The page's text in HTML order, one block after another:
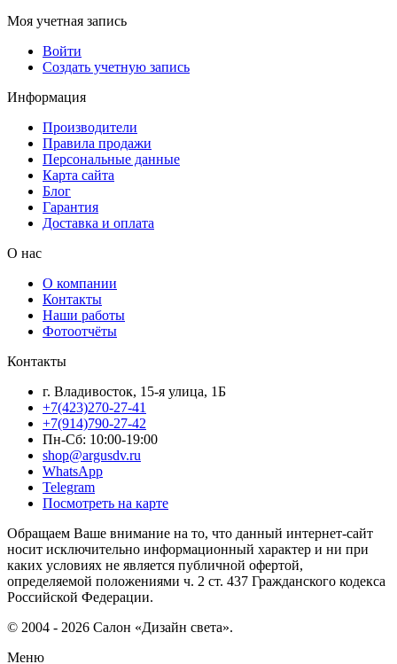
Моя учетная запись
Войти
Создать учетную запись
Информация
Производители
Правила продажи
Персональные данные
Карта сайта
Блог
Гарантия
Доставка и оплата
О нас
О компании
Контакты
Наши работы
Фотоотчёты
Контакты
г. Владивосток, 15-я улица, 1Б
+7(423)270-27-41
+7(914)790-27-42
Пн-Сб: 10:00-19:00
shop@argusdv.ru
WhatsApp
Telegram
Посмотреть на карте
Обращаем Ваше внимание на то, что данный интернет-сайт
носит исключительно информационный характер и ни при
каких условиях не является публичной офертой,
определяемой положениями ч. 2 ст. 437 Гражданского кодекса
Российской Федерации.
© 2004 - 2026 Салон «Дизайн света».
Меню